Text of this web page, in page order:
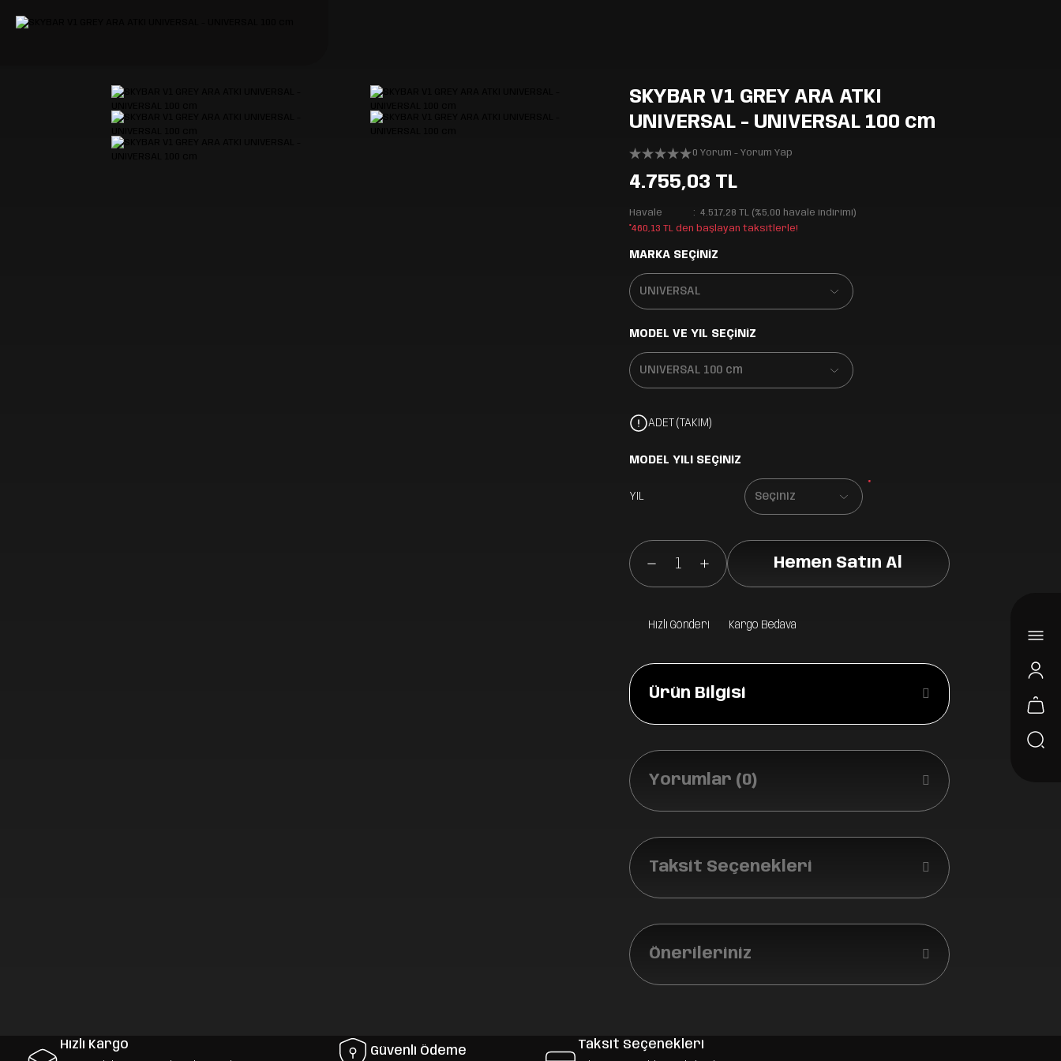
SKYBAR V1 GREY ARA ATKI
UNIVERSAL - UNIVERSAL 100 cm
0 Yorum - Yorum Yap
4.755,03 TL
Havale
4.517,28 TL (%5,00 havale indirimi)
*460,13 TL den başlayan taksitlerle!
MARKA SEÇİNİZ
MODEL VE YIL SEÇİNİZ
ADET (TAKIM)
MODEL YILI SEÇİNİZ
YIL
Hemen Satın Al
Hızlı Gönderi Kargo Bedava
Ürün Bilgisi
Yorumlar (0)
Taksit Seçenekleri
Önerileriniz
Hızlı Kargo Güvenli Ödeme Taksit Seçenekleri